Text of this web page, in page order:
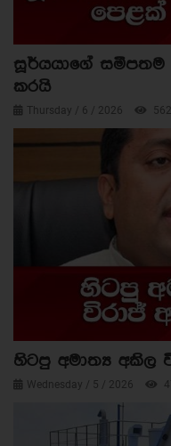
සූර්යයාගේ
කරයි
Thursday / 6 / 2026 562
හිටපු අමාත්‍ය අකිල
Wednesday / 5 / 2026